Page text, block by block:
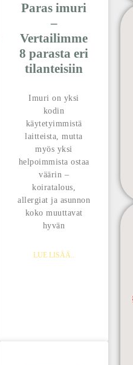
Paras imuri
–
Vertailimme
8 parasta eri
tilanteisiin
Imuri on yksi
kodin
käytetyimmistä
laitteista, mutta
myös yksi
helpoimmista ostaa
väärin –
koiratalous,
allergiat ja asunnon
koko muuttavat
hyvän
LUE LISÄÄ..